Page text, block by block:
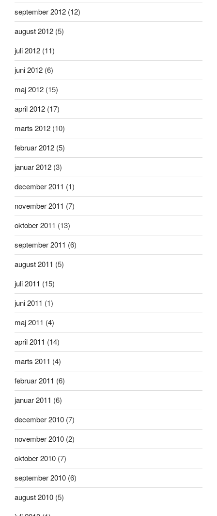
september 2012 (12)
august 2012 (5)
juli 2012 (11)
juni 2012 (6)
maj 2012 (15)
april 2012 (17)
marts 2012 (10)
februar 2012 (5)
januar 2012 (3)
december 2011 (1)
november 2011 (7)
oktober 2011 (13)
september 2011 (6)
august 2011 (5)
juli 2011 (15)
juni 2011 (1)
maj 2011 (4)
april 2011 (14)
marts 2011 (4)
februar 2011 (6)
januar 2011 (6)
december 2010 (7)
november 2010 (2)
oktober 2010 (7)
september 2010 (6)
august 2010 (5)